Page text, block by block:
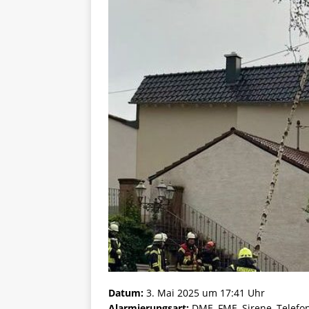
Datum: 3. Mai 2025 um 17:41 Uhr